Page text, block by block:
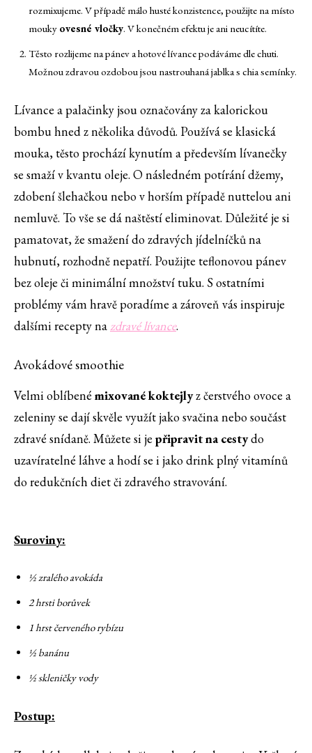
rozmixujeme. V případě málo husté konzistence, použijte na místo
mouky ovesné vločky. V konečném efektu je ani neucítíte.
Těsto rozlijeme na pánev a hotové lívance podáváme dle chuti.
Možnou zdravou ozdobou jsou nastrouhaná jablka s chia semínky.
Lívance a palačinky jsou označovány za kalorickou
bombu hned z několika důvodů. Používá se klasická
mouka, těsto prochází kynutím a především lívanečky
se smaží v kvantu oleje. O následném potírání džemy,
zdobení šlehačkou nebo v horším případě nuttelou ani
nemluvě. To vše se dá naštěstí eliminovat. Důležité je si
pamatovat, že smažení do zdravých jídelníčků na
hubnutí, rozhodně nepatří. Použijte teflonovou pánev
bez oleje či minimální množství tuku. S ostatními
problémy vám hravě poradíme a zároveň vás inspiruje
dalšími recepty nazdravé lívance.
Avokádové smoothie
Velmi oblíbené mixované koktejlyz čerstvého ovoce a
zeleniny se dají skvěle využít jako svačina nebo součást
zdravé snídaně. Můžete si je připravit na cestydo
uzavíratelné láhve a hodí se i jako drink plný vitamínů
do redukčních diet či zdravého stravování.
Suroviny:
½ zralého avokáda
2 hrsti borůvek
1 hrst červeného rybízu
½ banánu
½ skleničky vody
Postup: